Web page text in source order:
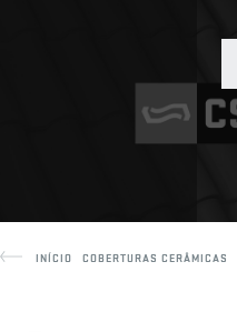
INÍCIO COBERTURAS CERÂMICAS